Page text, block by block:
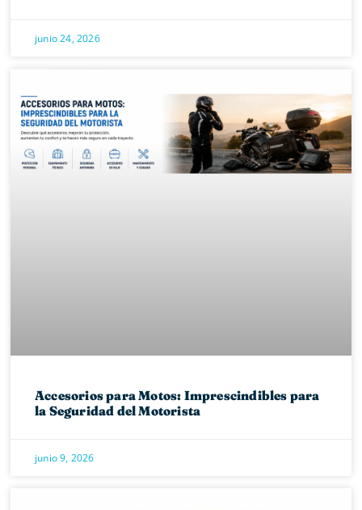
junio 24, 2026
Accesorios para Motos: Imprescindibles para
la Seguridad del Motorista
junio 9, 2026